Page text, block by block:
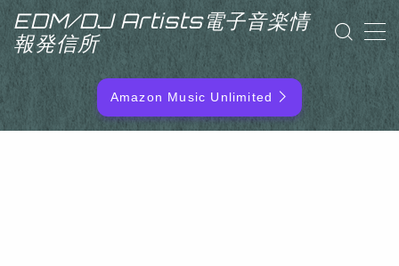
EDM/DJ Artists電子音楽情
報発信所
MENU
EDM/DJ/PD ARTIST
Amazon Music Unlimited